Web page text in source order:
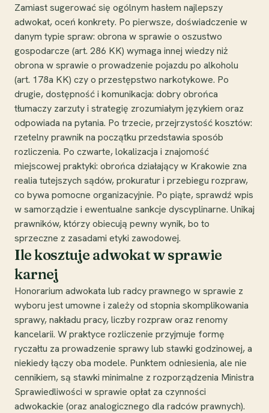
Zamiast sugerować się ogólnym hasłem najlepszy
adwokat, oceń konkrety. Po pierwsze, doświadczenie w
danym typie spraw: obrona w sprawie o oszustwo
gospodarcze (art. 286 KK) wymaga innej wiedzy niż
obrona w sprawie o prowadzenie pojazdu po alkoholu
(art. 178a KK) czy o przestępstwo narkotykowe. Po
drugie, dostępność i komunikacja: dobry obrońca
tłumaczy zarzuty i strategię zrozumiałym językiem oraz
odpowiada na pytania. Po trzecie, przejrzystość kosztów:
rzetelny prawnik na początku przedstawia sposób
rozliczenia. Po czwarte, lokalizacja i znajomość
miejscowej praktyki: obrońca działający w Krakowie zna
realia tutejszych sądów, prokuratur i przebiegu rozpraw,
co bywa pomocne organizacyjnie. Po piąte, sprawdź wpis
w samorządzie i ewentualne sankcje dyscyplinarne. Unikaj
prawników, którzy obiecują pewny wynik, bo to
sprzeczne z zasadami etyki zawodowej.
Ile kosztuje adwokat w sprawie
karnej
Honorarium adwokata lub radcy prawnego w sprawie z
wyboru jest umowne i zależy od stopnia skomplikowania
sprawy, nakładu pracy, liczby rozpraw oraz renomy
kancelarii. W praktyce rozliczenie przyjmuje formę
ryczałtu za prowadzenie sprawy lub stawki godzinowej, a
niekiedy łączy oba modele. Punktem odniesienia, ale nie
cennikiem, są stawki minimalne z rozporządzenia Ministra
Sprawiedliwości w sprawie opłat za czynności
adwokackie (oraz analogicznego dla radców prawnych).